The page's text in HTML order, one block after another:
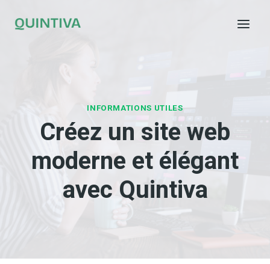
INFORMATIONS UTILES
Créez un site web
moderne et élégant
avec Quintiva